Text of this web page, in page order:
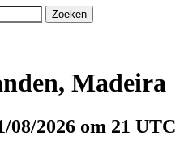
Madeira
2026 om 21 UTC